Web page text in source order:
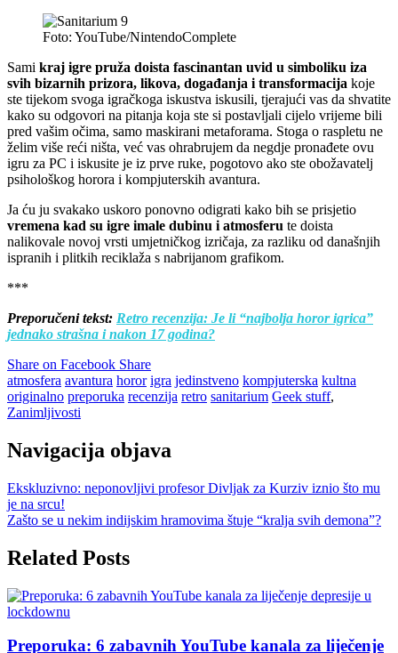
Foto: YouTube/NintendoComplete
Sami kraj igre pruža doista fascinantan uvid u simboliku iza
svih bizarnih prizora, likova, događanja i transformacija koje
ste tijekom svoga igračkoga iskustva iskusili, tjerajući vas da shvatite
kako su odgovori na pitanja koja ste si postavljali cijelo vrijeme bili
pred vašim očima, samo maskirani metaforama. Stoga o raspletu ne
želim više reći ništa, već vas ohrabrujem da negdje pronađete ovu
igru za PC i iskusite je iz prve ruke, pogotovo ako ste obožavatelj
psihološkog horora i kompjuterskih avantura.
Ja ću ju svakako uskoro ponovno odigrati kako bih se prisjetio
vremena kad su igre imale dubinu i atmosferu te doista
nalikovale novoj vrsti umjetničkog izričaja, za razliku od današnjih
ispranih i plitkih reciklaža s nabrijanom grafikom.
***
Preporučeni tekst: Retro recenzija: Je li “najbolja horor igrica”
jednako strašna i nakon 17 godina?
Share on Facebook Share
atmosfera avantura horor igra jedinstveno kompjuterska kultna
originalno preporuka recenzija retro sanitarium Geek stuff,
Zanimljivosti
Navigacija objava
Ekskluzivno: neponovljivi profesor Divljak za Kurziv iznio što mu
je na srcu!
Zašto se u nekim indijskim hramovima štuje “kralja svih demona”?
Related Posts
Preporuka: 6 zabavnih YouTube kanala za liječenje